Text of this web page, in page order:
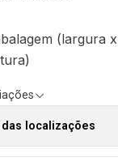
(largura x
localizações